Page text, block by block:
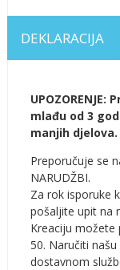
DEKLARACIJA
mlađu od 3
manjih djelova.
Preporučuje se
NARUDŽBI.
Za rok isporuke
pošaljite upit na
Kreaciju možete
50. Naručiti
dostavnom